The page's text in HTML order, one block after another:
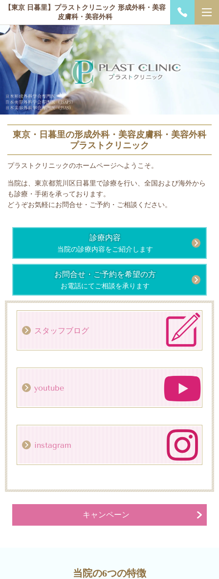
【東京 日暮里】プラストクリニック 形成外科・美容
皮膚科・美容外科
東京・日暮里の形成外科・美容皮膚科・美容外科
プラストクリニック
プラストクリニックのホームページへようこそ。
当院は、東京都荒川区日暮里で診療を行い、全国および海外から
も診療・手術を承っております。
どうぞお気軽にお問合せ・ご予約・ご相談ください。
診療内容
当院の診療内容をご紹介します
お問合せ・ご予約を希望の方
お電話にてご相談を承ります
スタッフブログ
youtube
instagram
キャンペーン
当院の6つの特徴